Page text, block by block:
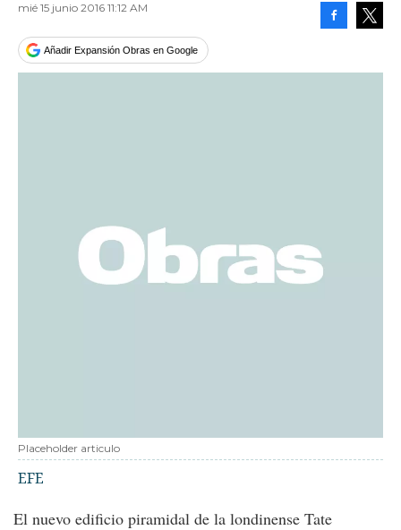
mié 15 junio 2016 11:12 AM
Añadir Expansión Obras en Google
Placeholder articulo
EFE
El nuevo edificio piramidal de la londinense Tate